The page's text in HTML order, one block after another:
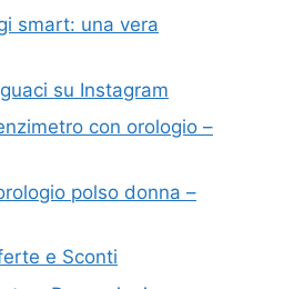
smart: una vera
su Instagram
con orologio –
polso donna –
e Sconti